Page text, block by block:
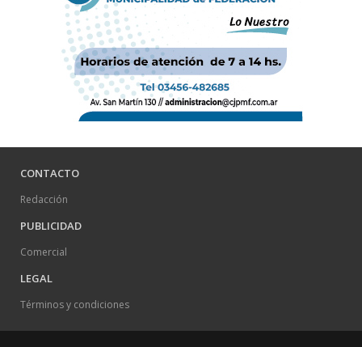
CONTACTO
Redacción
PUBLICIDAD
Comercial
LEGAL
Términos y condiciones